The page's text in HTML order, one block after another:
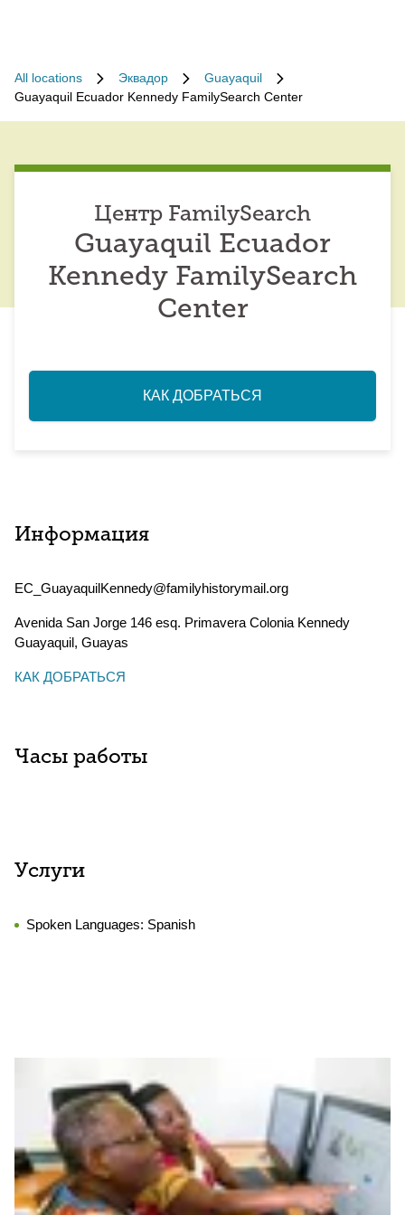
All locations Эквадор
Guayaquil
Guayaquil Ecuador Kennedy FamilySearch Center
Центр FamilySearch
Guayaquil Ecuador
Kennedy FamilySearch
Center
КАК ДОБРАТЬСЯ
Информация
EC_GuayaquilKennedy@familyhistorymail.org
Avenida San Jorge 146 esq. Primavera Colonia Kennedy
Guayaquil, Guayas
КАК ДОБРАТЬСЯ
Часы работы
Услуги
Spoken Languages: Spanish